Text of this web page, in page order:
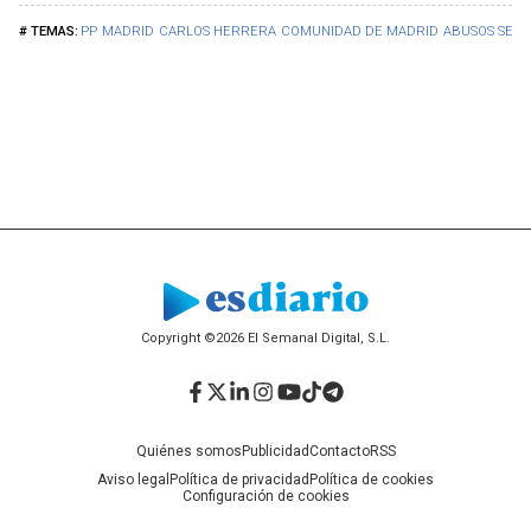
PP MADRID CARLOS HERRERA COMUNIDAD DE MADRID ABUSOS
Copyright ©2026 El Semanal Digital, S.L.
Quiénes somos PublicidadContactoRSS
Aviso legal Política de privacidad Política de cookies
Configuración de cookies
Facebook
Twitter
LinkedIn
Instagram
YouTube
TikTok
Telegram